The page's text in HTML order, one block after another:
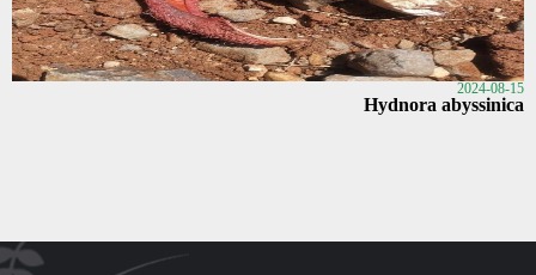
2024-08-15
Hydnora abyssinica